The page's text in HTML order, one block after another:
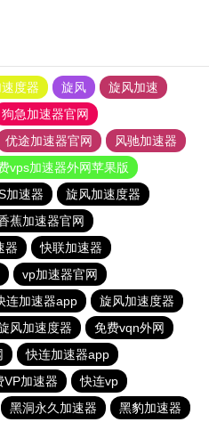
度器 旋风
旋风加速
狗急加速器官网
优途加速器官网
风驰加速器
vps加速器外网苹果版
加速器
旋风加速度器
蕉加速器官网
器
快联加速器
vp加速器官网
连加速器app
旋风加速度器
风加速度器
免费vqn外网
快连加速器app
VP加速器
快连vp
黑洞永久加速器 黑豹加速器